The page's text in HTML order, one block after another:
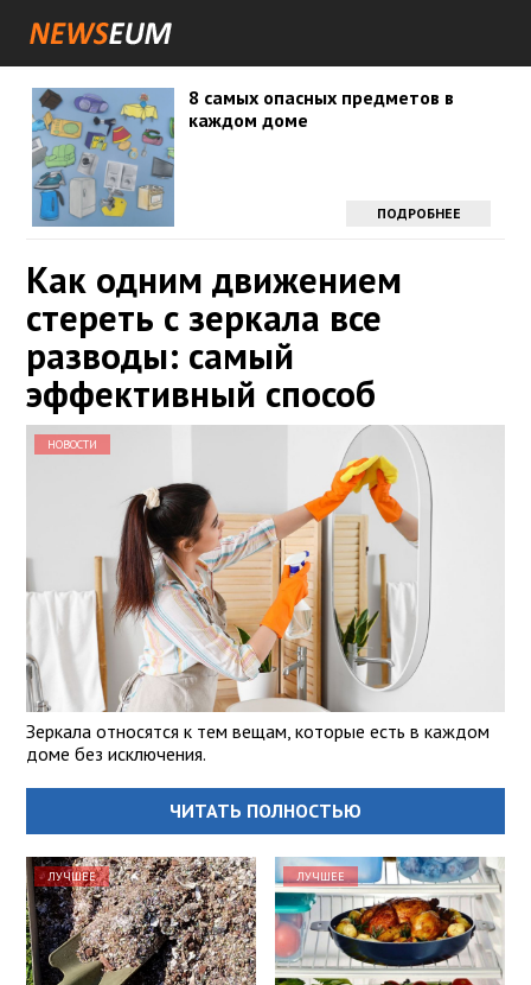
8 самых опасных предметов в
каждом доме
ПОДРОБНЕЕ
Как одним движением
стереть с зеркала все
разводы: самый
эффективный способ
НОВОСТИ
Зеркала относятся к тем вещам, которые есть в каждом
доме без исключения.
ЧИТАТЬ ПОЛНОСТЬЮ
ЛУЧШЕЕ ЛУЧШЕЕ